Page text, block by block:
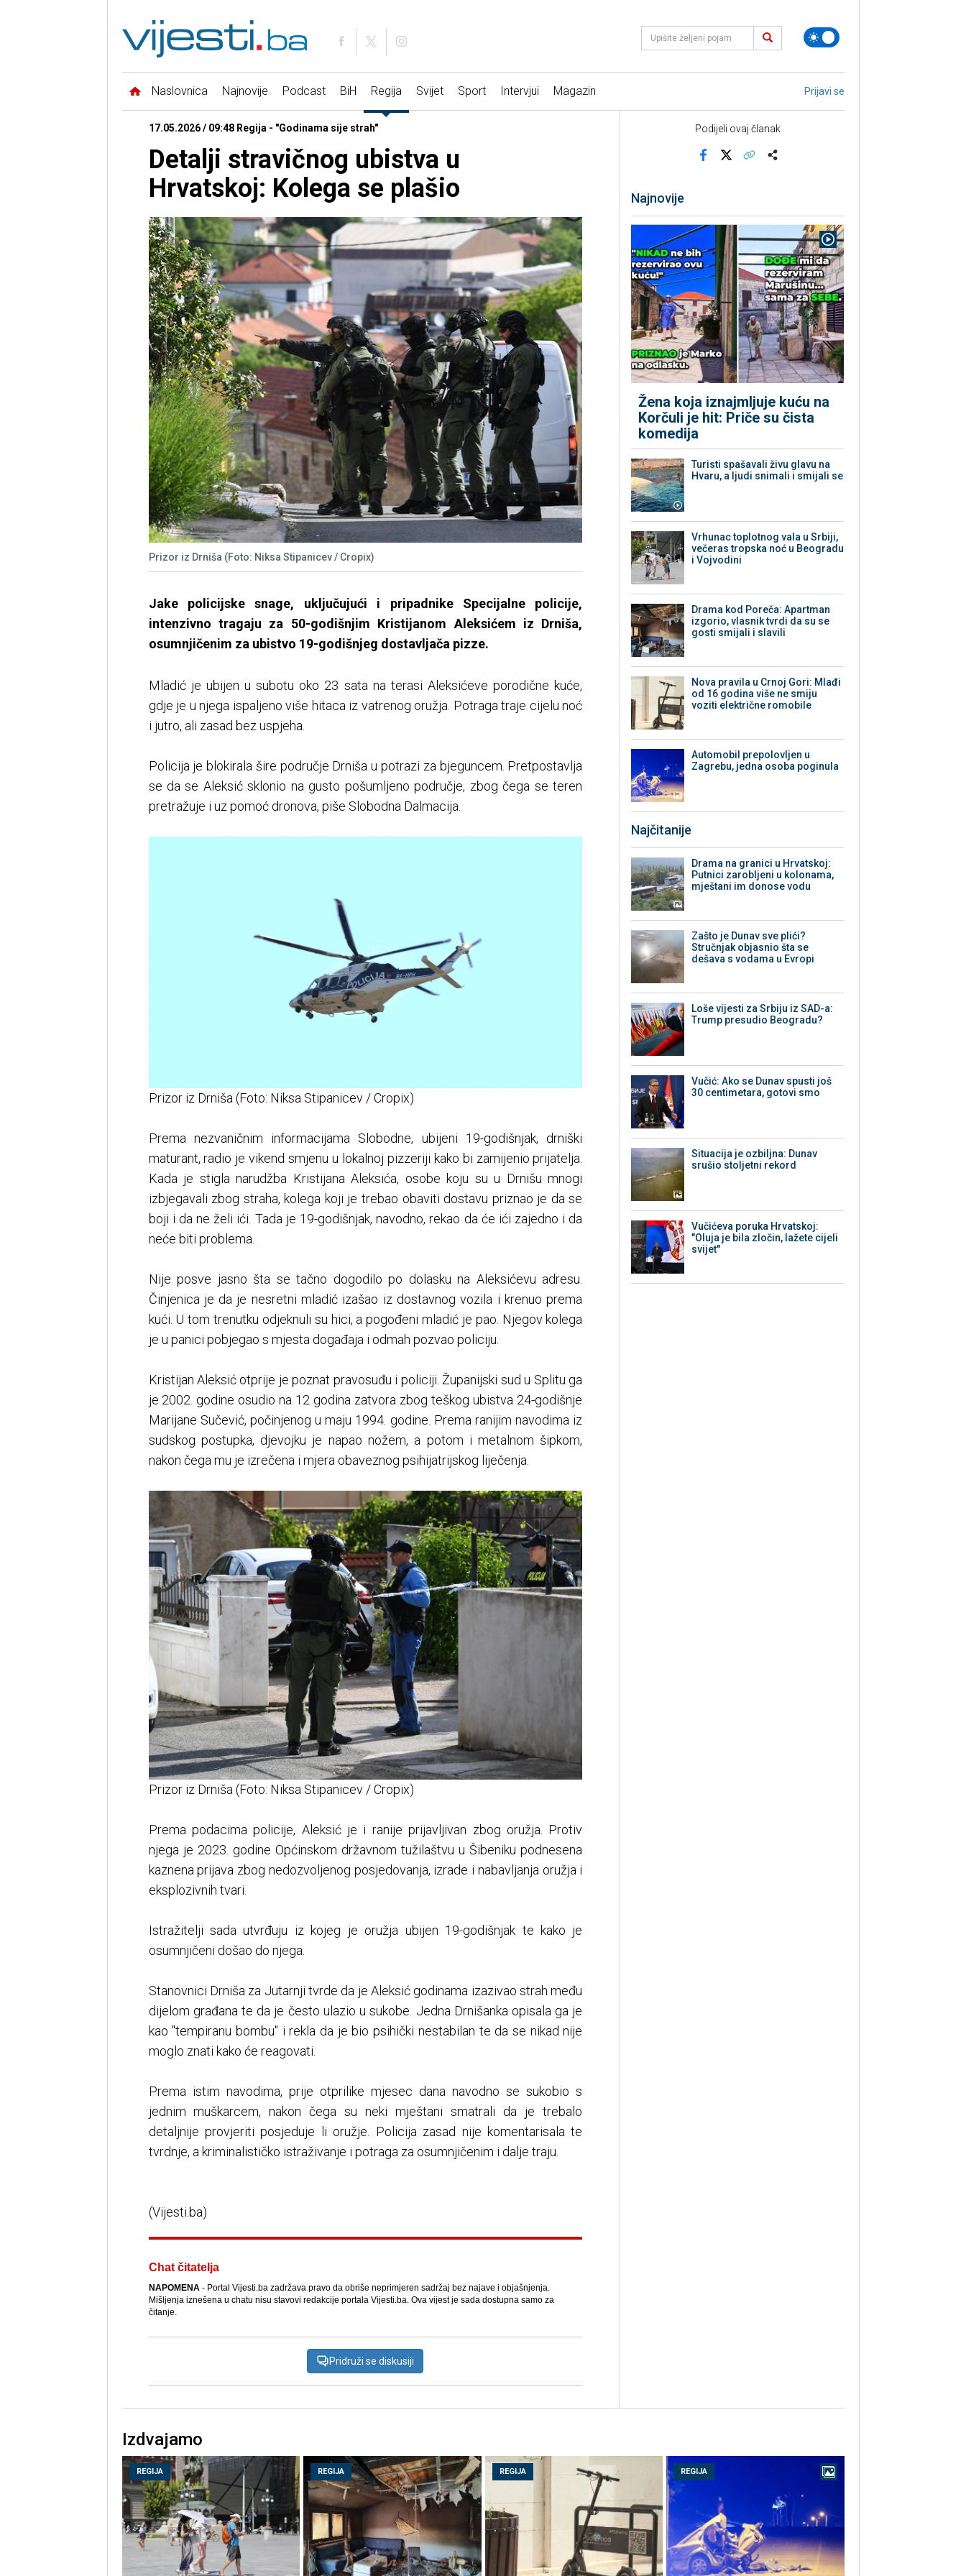
Naslovnica Najnovije Podcast BiH Regija Svijet Sport Intervjui Magazin Prijavi se
17.05.2026 / 09:48 Regija - "Godinama sije strah"
Detalji stravičnog ubistva u
Hrvatskoj: Kolega se plašio
Prizor iz Drniša (Foto: Niksa Stipanicev / Cropix)
Jake policijske snage, uključujući i pripadnike Specijalne policije,
intenzivno tragaju za 50-godišnjim Kristijanom Aleksićem iz Drniša,
osumnjičenim za ubistvo 19-godišnjeg dostavljača pizze.
Mladić je ubijen u subotu oko 23 sata na terasi Aleksićeve porodične kuće,
gdje je u njega ispaljeno više hitaca iz vatrenog oružja. Potraga traje cijelu noć
i jutro, ali zasad bez uspjeha.
Policija je blokirala šire područje Drniša u potrazi za bjeguncem. Pretpostavlja
se da se Aleksić sklonio na gusto pošumljeno područje, zbog čega se teren
pretražuje i uz pomoć dronova, piše Slobodna Dalmacija.
Prizor iz Drniša (Foto: Niksa Stipanicev / Cropix)
Prema nezvaničnim informacijama Slobodne, ubijeni 19-godišnjak, drniški
maturant, radio je vikend smjenu u lokalnoj pizzeriji kako bi zamijenio prijatelja.
Kada je stigla narudžba Kristijana Aleksića, osobe koju su u Drnišu mnogi
izbjegavali zbog straha, kolega koji je trebao obaviti dostavu priznao je da se
boji i da ne želi ići. Tada je 19-godišnjak, navodno, rekao da će ići zajedno i da
neće biti problema.
Nije posve jasno šta se tačno dogodilo po dolasku na Aleksićevu adresu.
Činjenica je da je nesretni mladić izašao iz dostavnog vozila i krenuo prema
kući. U tom trenutku odjeknuli su hici, a pogođeni mladić je pao. Njegov kolega
je u panici pobjegao s mjesta događaja i odmah pozvao policiju.
Kristijan Aleksić otprije je poznat pravosuđu i policiji. Županijski sud u Splitu ga
je 2002. godine osudio na 12 godina zatvora zbog teškog ubistva 24-godišnje
Marijane Sučević, počinjenog u maju 1994. godine. Prema ranijim navodima iz
sudskog postupka, djevojku je napao nožem, a potom i metalnom šipkom,
nakon čega mu je izrečena i mjera obaveznog psihijatrijskog liječenja.
Prizor iz Drniša (Foto: Niksa Stipanicev / Cropix)
Prema podacima policije, Aleksić je i ranije prijavljivan zbog oružja. Protiv
njega je 2023. godine Općinskom državnom tužilaštvu u Šibeniku podnesena
kaznena prijava zbog nedozvoljenog posjedovanja, izrade i nabavljanja oružja i
eksplozivnih tvari.
Istražitelji sada utvrđuju iz kojeg je oružja ubijen 19-godišnjak te kako je
osumnjičeni došao do njega.
Stanovnici Drniša za Jutarnji tvrde da je Aleksić godinama izazivao strah među
dijelom građana te da je često ulazio u sukobe. Jedna Drnišanka opisala ga je
kao "tempiranu bombu" i rekla da je bio psihički nestabilan te da se nikad nije
moglo znati kako će reagovati.
Prema istim navodima, prije otprilike mjesec dana navodno se sukobio s
jednim muškarcem, nakon čega su neki mještani smatrali da je trebalo
detaljnije provjeriti posjeduje li oružje. Policija zasad nije komentarisala te
tvrdnje, a kriminalističko istraživanje i potraga za osumnjičenim i dalje traju.
(Vijesti.ba)
Chat čitatelja
NAPOMENA- Portal Vijesti.ba zadržava pravo da obriše neprimjeren sadržaj bez najave i objašnjenja.
Mišljenja iznešena u chatu nisu stavovi redakcije portala Vijesti.ba. Ova vijest je sada dostupna samo za
čitanje.
Pridruži se diskusiji
Podijeli ovaj članak
Najnovije
Žena koja iznajmljuje kuću na
Korčuli je hit: Priče su čista
komedija
Turisti spašavali živu glavu na
Hvaru, a ljudi snimali i smijali se
Vrhunac toplotnog vala u Srbiji,
večeras tropska noć u Beogradu
i Vojvodini
Drama kod Poreča: Apartman
izgorio, vlasnik tvrdi da su se
gosti smijali i slavili
Nova pravila u Crnoj Gori: Mlađi
od 16 godina više ne smiju
voziti električne romobile
Automobil prepolovljen u
Zagrebu, jedna osoba poginula
Najčitanije
Drama na granici u Hrvatskoj:
Putnici zarobljeni u kolonama,
mještani im donose vodu
Zašto je Dunav sve plići?
Stručnjak objasnio šta se
dešava s vodama u Evropi
Loše vijesti za Srbiju iz SAD-a:
Trump presudio Beogradu?
Vučić: Ako se Dunav spusti još
30 centimetara, gotovi smo
Situacija je ozbiljna: Dunav
srušio stoljetni rekord
Vučićeva poruka Hrvatskoj:
"Oluja je bila zločin, lažete cijeli
svijet"
Izdvajamo
REGIJA REGIJA REGIJA REGIJA